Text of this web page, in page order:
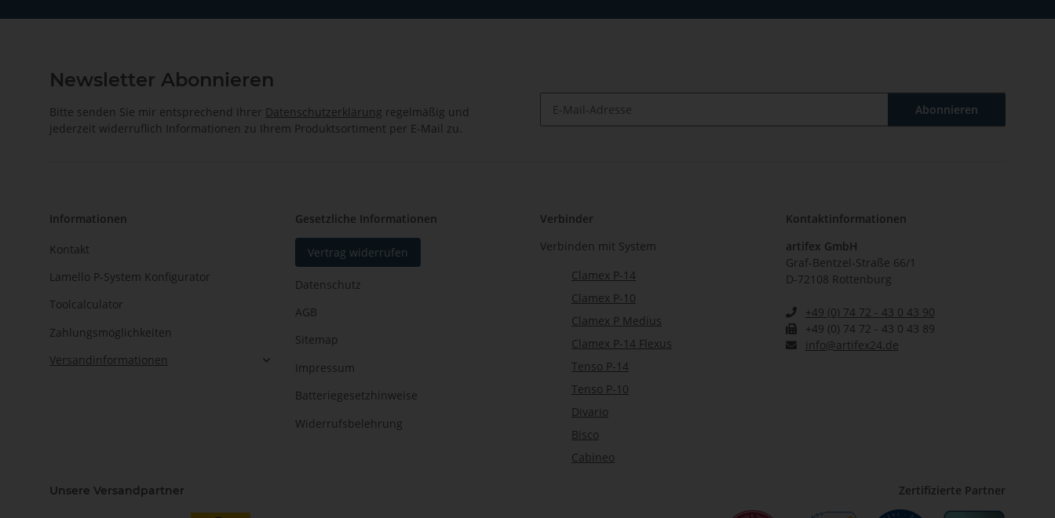
Newsletter Abonnieren
Bitte senden Sie mir entsprechend Ihrer Datenschutzerklärung regelmäßig und
jederzeit widerruflich Informationen zu Ihrem Produktsortiment per E-Mail zu.
Abonnieren
Informationen
Kontakt
Lamello P-System Konfigurator
Toolcalculator
Zahlungsmöglichkeiten
Versandinformationen
Gesetzliche Informationen
Vertrag widerrufen
Datenschutz
AGB
Sitemap
Impressum
Batteriegesetzhinweise
Widerrufsbelehrung
Verbinder
Verbinden mit System
Clamex P-14
Clamex P-10
Clamex P Medius
Clamex P-14 Flexus
Tenso P-14
Tenso P-10
Divario
Bisco
Cabineo
Kontaktinformationen
artifex GmbH
Graf-Bentzel-Straße 66/1
D-72108 Rottenburg
+49 (0) 74 72 - 43 0 43 90
+49 (0) 74 72 - 43 0 43 89
info@artifex24.de
Unsere Versandpartner Zertifizierte Partner